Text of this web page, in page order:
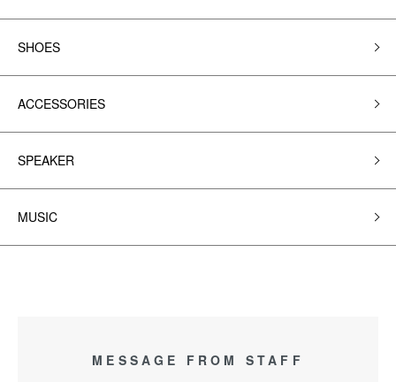
SHOES
ACCESSORIES
SPEAKER
MUSIC
MESSAGE FROM STAFF